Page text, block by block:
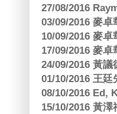
27/08/2016
03/09/2016 麥
10/09/2016 麥
17/09/2016 麥
24/09/2016 黃
01/10/2016 王
08/10/2016 Ed,
15/10/2016 黃